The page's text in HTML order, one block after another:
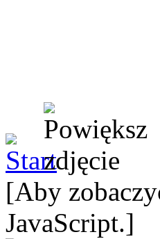
[Aby
JavaScript.]